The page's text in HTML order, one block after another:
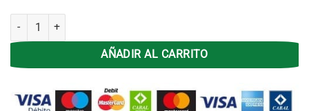
Termotanque Gas 80L RHEEM BLANCO TPG080GNRH Pie Superior
AÑADIR AL CARRITO